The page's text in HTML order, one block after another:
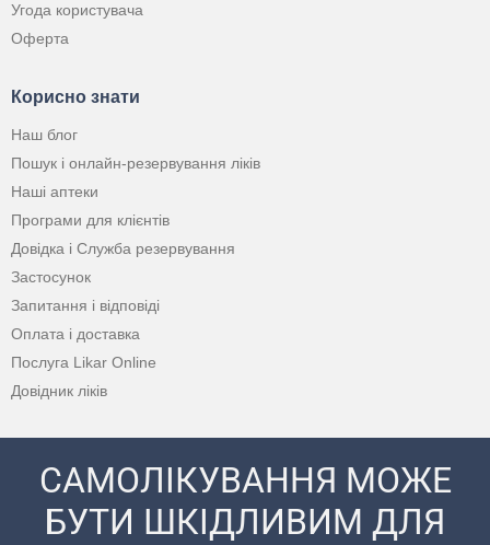
Угода користувача
Оферта
Корисно знати
Наш блог
Пошук і онлайн-резервування ліків
Наші аптеки
Програми для клієнтів
Довідка і Служба резервування
Застосунок
Запитання і відповіді
Оплата і доставка
Послуга Likar Online
Довідник ліків
САМОЛІКУВАННЯ МОЖЕ
БУТИ ШКІДЛИВИМ ДЛЯ